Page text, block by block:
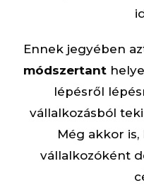
Ennek jegyében
módszertant
lépésről
vállalkozásból
Még akkor
vállalkozóként